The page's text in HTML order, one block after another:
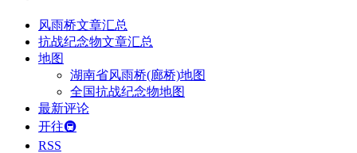
风雨桥文章汇总
抗战纪念物文章汇总
地图
湖南省风雨桥(廊桥)地图
全国抗战纪念物地图
最新评论
开往🚇
RSS